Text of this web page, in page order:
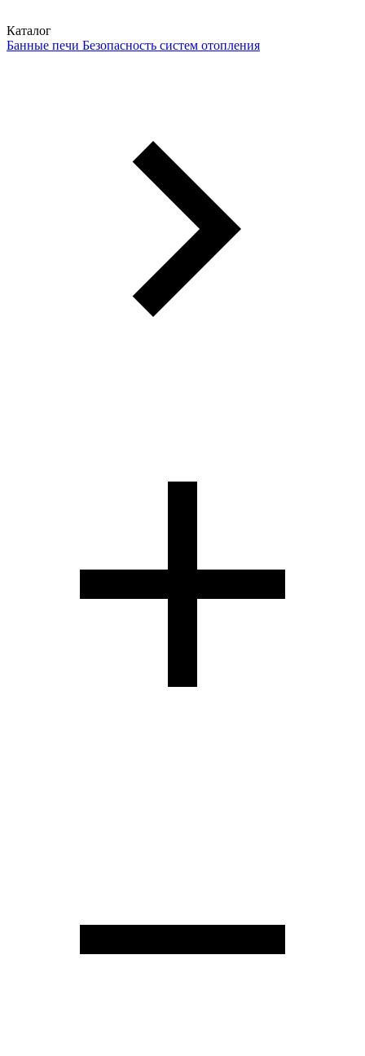
Каталог
Банные печи Безопасность систем отопления